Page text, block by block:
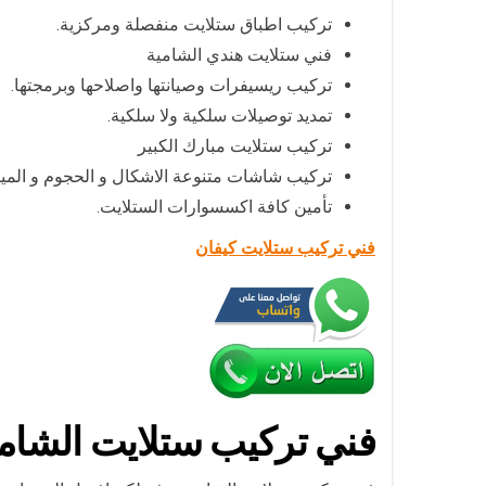
تركيب اطباق ستلايت منفصلة ومركزية.
فني ستلايت هندي الشامية
تركيب ريسيفرات وصيانتها واصلاحها وبرمجتها.
تمديد توصيلات سلكية ولا سلكية.
تركيب ستلايت مبارك الكبير
تركيب شاشات متنوعة الاشكال و الحجوم و
تأمين كافة اكسسوارات الستلايت.
فني تركيب ستلايت كيفان
فني تركيب ستلايت